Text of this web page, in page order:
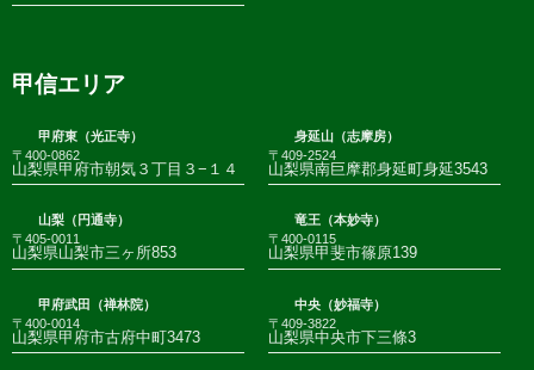
甲信エリア
甲府東（光正寺）
〒400-0862
山梨県甲府市朝気３丁目３−１４
身延山（志摩房）
〒409-2524
山梨県南巨摩郡身延町身延3543
山梨（円通寺）
〒405-0011
山梨県山梨市三ヶ所853
竜王（本妙寺）
〒400-0115
山梨県甲斐市篠原139
甲府武田（禅林院）
〒400-0014
山梨県甲府市古府中町3473
中央（妙福寺）
〒409-3822
山梨県中央市下三條3